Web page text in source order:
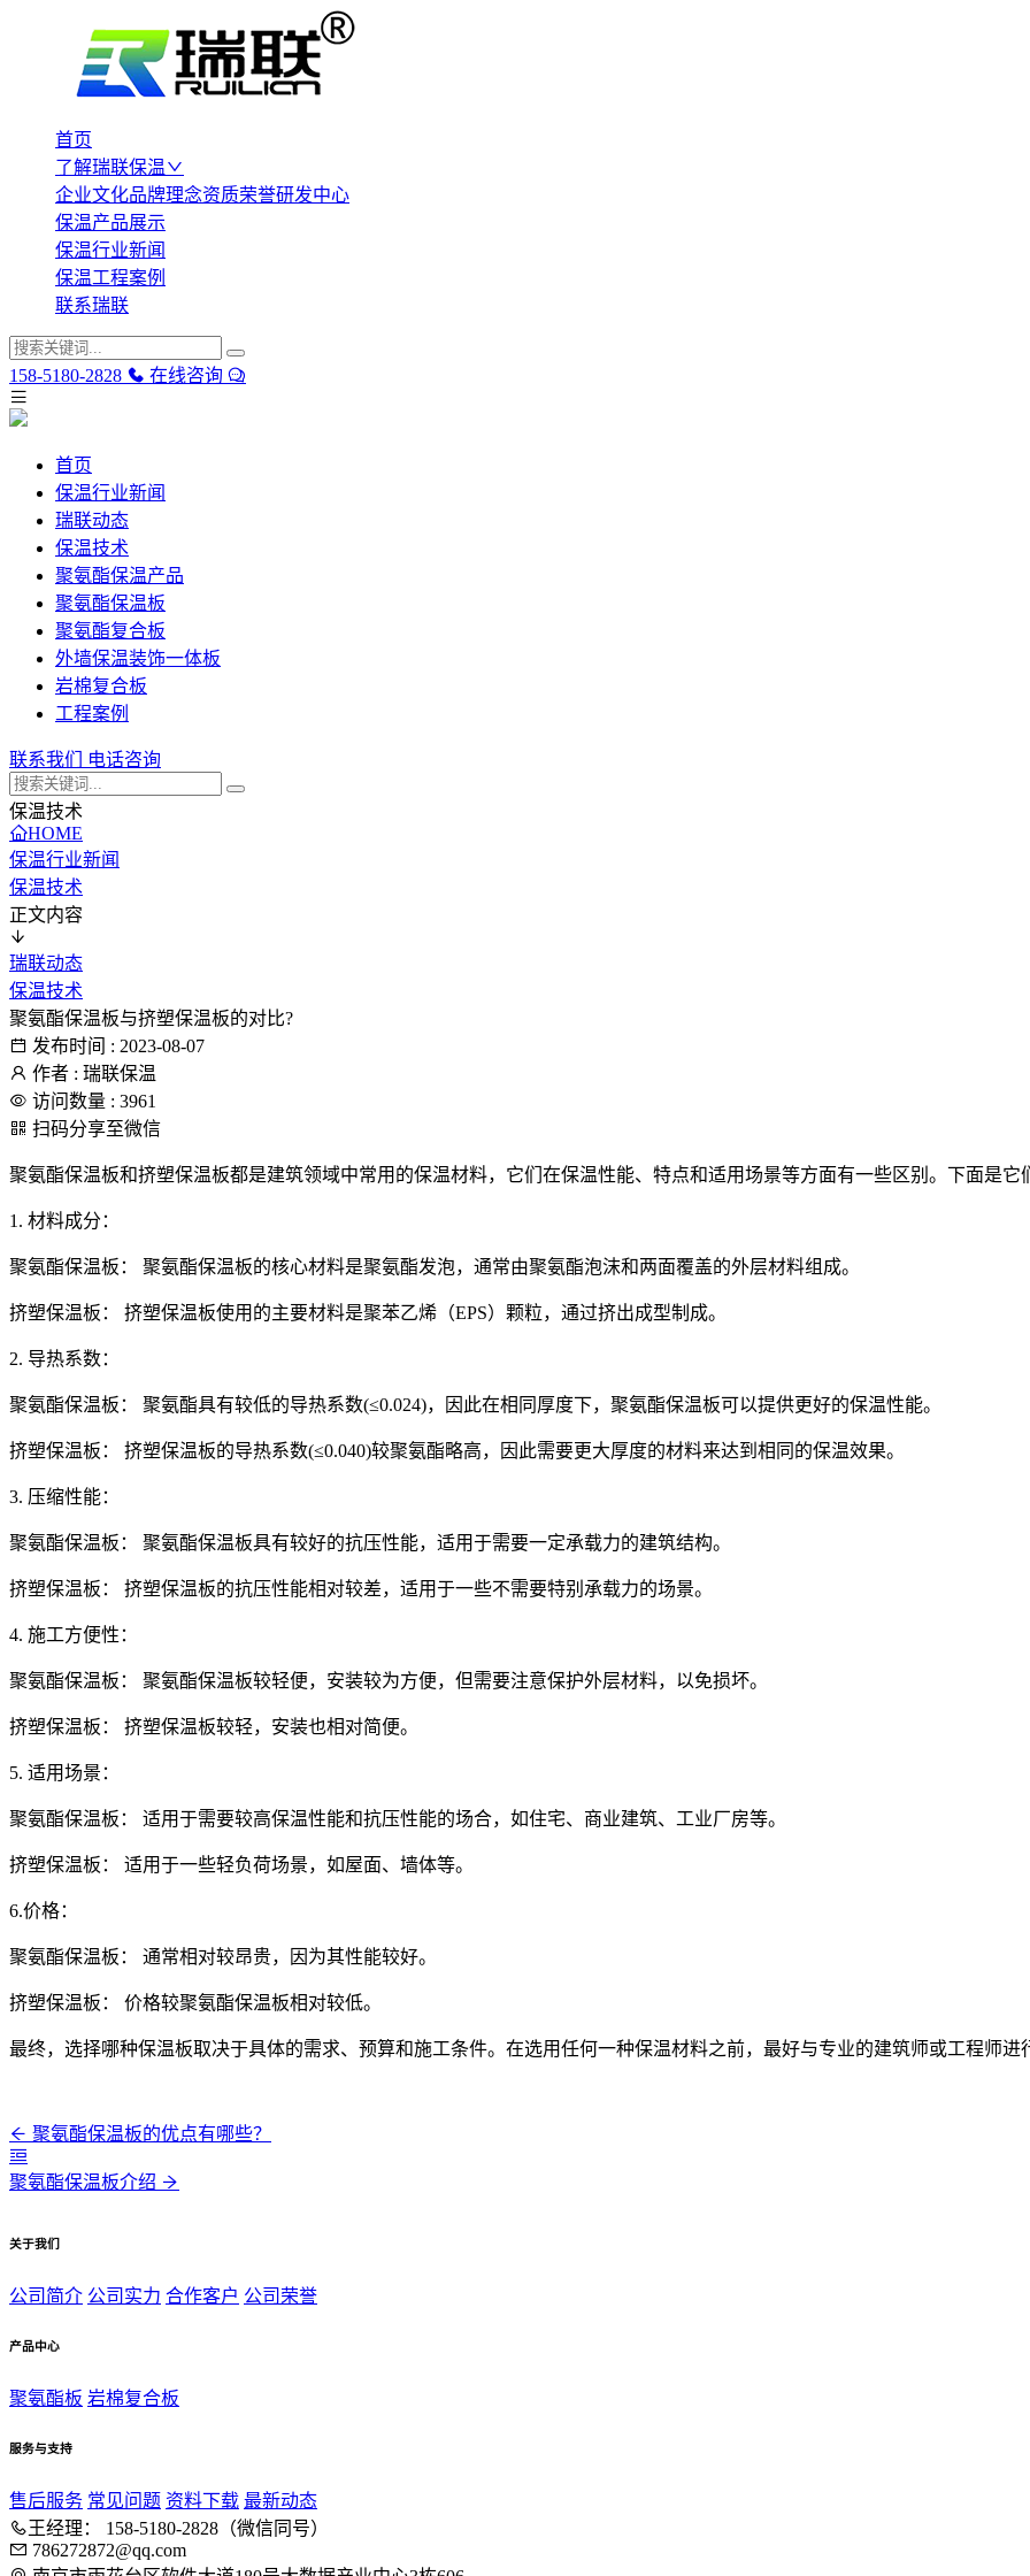
首页
了解瑞联保温
企业文化品牌理念资质荣誉研发中心
保温产品展示
保温行业新闻
保温工程案例
联系瑞联
158-5180-2828 在线咨询
首页
保温行业新闻
瑞联动态
保温技术
聚氨酯保温产品
聚氨酯保温板
聚氨酯复合板
外墙保温装饰一体板
岩棉复合板
工程案例
联系我们 电话咨询
保温技术
HOME
保温行业新闻
保温技术
正文内容
瑞联动态
保温技术
聚氨酯保温板与挤塑保温板的对比?
发布时间 : 2023-08-07
作者 : 瑞联保温
访问数量 : 3961
扫码分享至微信
聚氨酯保温板和挤塑保温板都是建筑领域中常用的保温材料，它们在保温性能、特点和适用场景等方面有一些区别。下面是它
1. 材料成分：
聚氨酯保温板： 聚氨酯保温板的核心材料是聚氨酯发泡，通常由聚氨酯泡沫和两面覆盖的外层材料组成。
挤塑保温板： 挤塑保温板使用的主要材料是聚苯乙烯（EPS）颗粒，通过挤出成型制成。
2. 导热系数：
聚氨酯保温板： 聚氨酯具有较低的导热系数(≤0.024)，因此在相同厚度下，聚氨酯保温板可以提供更好的保温性能。
挤塑保温板： 挤塑保温板的导热系数(≤0.040)较聚氨酯略高，因此需要更大厚度的材料来达到相同的保温效果。
3. 压缩性能：
聚氨酯保温板： 聚氨酯保温板具有较好的抗压性能，适用于需要一定承载力的建筑结构。
挤塑保温板： 挤塑保温板的抗压性能相对较差，适用于一些不需要特别承载力的场景。
4. 施工方便性：
聚氨酯保温板： 聚氨酯保温板较轻便，安装较为方便，但需要注意保护外层材料，以免损坏。
挤塑保温板： 挤塑保温板较轻，安装也相对简便。
5. 适用场景：
聚氨酯保温板： 适用于需要较高保温性能和抗压性能的场合，如住宅、商业建筑、工业厂房等。
挤塑保温板： 适用于一些轻负荷场景，如屋面、墙体等。
6.价格：
聚氨酯保温板： 通常相对较昂贵，因为其性能较好。
挤塑保温板： 价格较聚氨酯保温板相对较低。
最终，选择哪种保温板取决于具体的需求、预算和施工条件。在选用任何一种保温材料之前，最好与专业的建筑师或工程师进
聚氨酯保温板的优点有哪些？
聚氨酯保温板介绍
关于我们
公司简介 公司实力 合作客户 公司荣誉
产品中心
聚氨酯板 岩棉复合板
服务与支持
售后服务 常见问题 资料下载 最新动态
王经理： 158-5180-2828（微信同号）
786272872@qq.com